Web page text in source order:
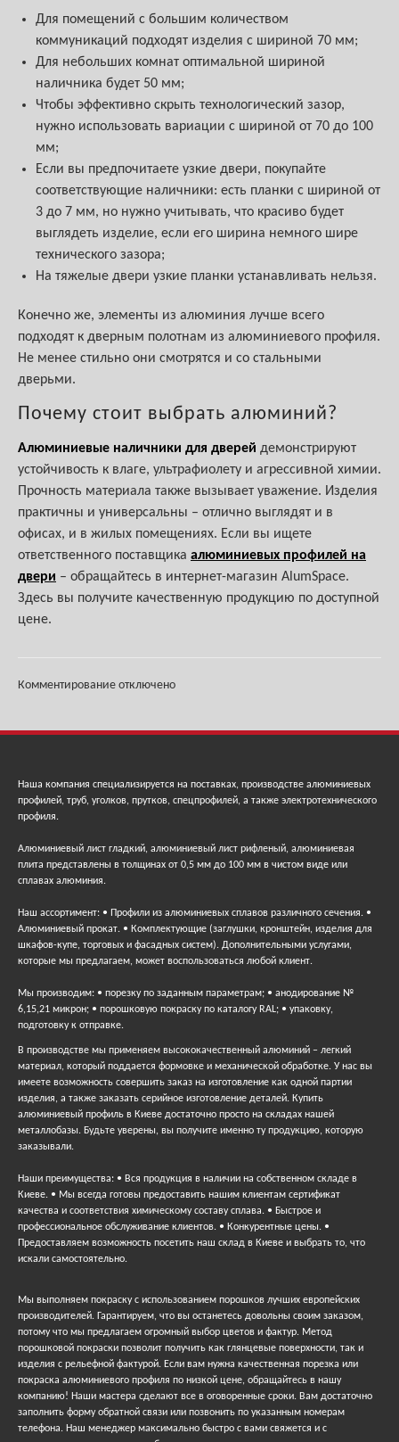
Для помещений с большим количеством
коммуникаций подходят изделия с шириной 70 мм;
Для небольших комнат оптимальной шириной
наличника будет 50 мм;
Чтобы эффективно скрыть технологический зазор,
нужно использовать вариации с шириной от 70 до 100
мм;
Если вы предпочитаете узкие двери, покупайте
соответствующие наличники: есть планки с шириной от
3 до 7 мм, но нужно учитывать, что красиво будет
выглядеть изделие, если его ширина немного шире
технического зазора;
На тяжелые двери узкие планки устанавливать нельзя.
Конечно же, элементы из алюминия лучше всего
подходят к дверным полотнам из алюминиевого профиля.
Не менее стильно они смотрятся и со стальными
дверьми.
Почему стоит выбрать алюминий?
Алюминиевые наличники для дверей демонстрируют
устойчивость к влаге, ультрафиолету и агрессивной химии.
Прочность материала также вызывает уважение. Изделия
практичны и универсальны – отлично выглядят и в
офисах, и в жилых помещениях. Если вы ищете
ответственного поставщика алюминиевых профилей на
двери – обращайтесь в интернет-магазин AlumSpace.
Здесь вы получите качественную продукцию по доступной
цене.
Комментирование отключено
Наша компания специализируется на поставках, производстве алюминиевых
профилей, труб, уголков, прутков, спецпрофилей, а также электротехнического
профиля.
Алюминиевый лист гладкий, алюминиевый лист рифленый, алюминиевая
плита представлены в толщинах от 0,5 мм до 100 мм в чистом виде или
сплавах алюминия.
Наш ассортимент: • Профили из алюминиевых сплавов различного сечения. •
Алюминиевый прокат. • Комплектующие (заглушки, кронштейн, изделия для
шкафов-купе, торговых и фасадных систем). Дополнительными услугами,
которые мы предлагаем, может воспользоваться любой клиент.
Мы производим: • порезку по заданным параметрам; • анодирование №
6,15,21 микрон; • порошковую покраску по каталогу RAL; • упаковку,
подготовку к отправке.
В производстве мы применяем высококачественный алюминий – легкий
материал, который поддается формовке и механической обработке. У нас вы
имеете возможность совершить заказ на изготовление как одной партии
изделия, а также заказать серийное изготовление деталей. Купить
алюминиевый профиль в Киеве достаточно просто на складах нашей
металлобазы. Будьте уверены, вы получите именно ту продукцию, которую
заказывали.
Наши преимущества: • Вся продукция в наличии на собственном складе в
Киеве. • Мы всегда готовы предоставить нашим клиентам сертификат
качества и соответствия химическому составу сплава. • Быстрое и
профессиональное обслуживание клиентов. • Конкурентные цены. •
Предоставляем возможность посетить наш склад в Киеве и выбрать то, что
искали самостоятельно.
Мы выполняем покраску с использованием порошков лучших европейских
производителей. Гарантируем, что вы останетесь довольны своим заказом,
потому что мы предлагаем огромный выбор цветов и фактур. Метод
порошковой покраски позволит получить как глянцевые поверхности, так и
изделия с рельефной фактурой. Если вам нужна качественная порезка или
покраска алюминиевого профиля по низкой цене, обращайтесь в нашу
компанию! Наши мастера сделают все в оговоренные сроки. Вам достаточно
заполнить форму обратной связи или позвонить по указанным номерам
телефона. Наш менеджер максимально быстро с вами свяжется и с